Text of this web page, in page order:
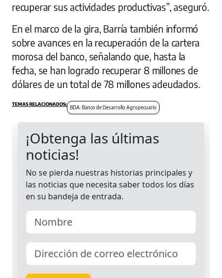
recuperar sus actividades productivas”, aseguró.
En el marco de la gira, Barría también informó
sobre avances en la recuperación de la cartera
morosa del banco, señalando que, hasta la
fecha, se han logrado recuperar 8 millones de
dólares de un total de 78 millones adeudados.
BDA: Banco de Desarrollo Agropecuario